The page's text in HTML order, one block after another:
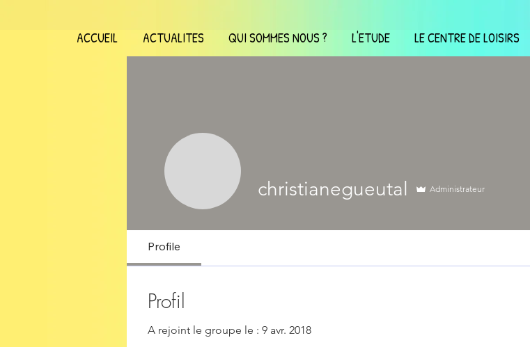
ACCUEIL ACTUALITES QUI SOMMES NOUS ? L'ETUDE LE CENTRE DE LOISIRS
christianegueutal Administrateur
Profile
Profil
A rejoint le groupe le : 9 avr. 2018